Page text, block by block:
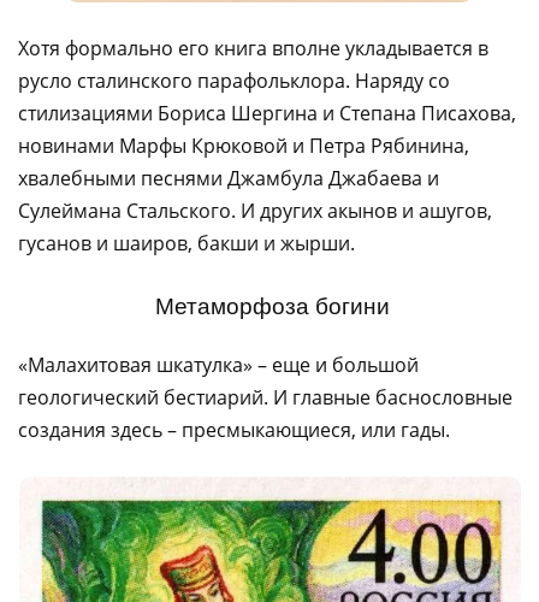
Хотя формально его книга вполне укладывается в
русло сталинского парафольклора. Наряду со
стилизациями Бориса Шергина и Степана Писахова,
новинами Марфы Крюковой и Петра Рябинина,
хвалебными песнями Джамбула Джабаева и
Сулеймана Стальского. И других акынов и ашугов,
гусанов и шаиров, бакши и жырши.
Метаморфоза богини
«Малахитовая шкатулка» – еще и большой
геологический бестиарий. И главные баснословные
создания здесь – пресмыкающиеся, или гады.